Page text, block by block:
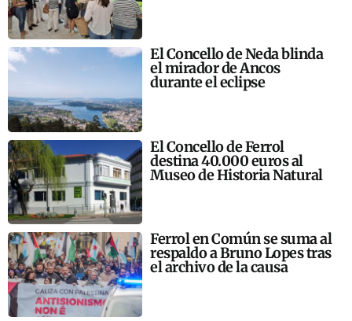
El Concello de Neda blinda
el mirador de Ancos
durante el eclipse
El Concello de Ferrol
destina 40.000 euros al
Museo de Historia Natural
Ferrol en Común se suma al
respaldo a Bruno Lopes tras
el archivo de la causa